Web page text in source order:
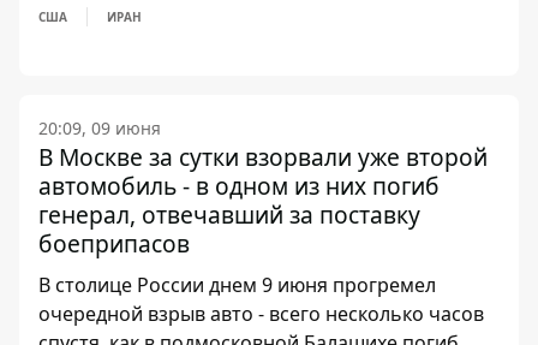
США ИРАН
20:09, 09 июня
В Москве за сутки взорвали уже второй
автомобиль - в одном из них погиб
генерал, отвечавший за поставку
боеприпасов
В столице России днем ​​9 июня прогремел
очередной взрыв авто - всего несколько часов